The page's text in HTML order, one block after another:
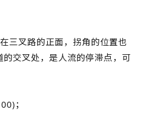
三叉路的正面，拐角的位置也
交叉处，是人流的停滞点，可
；